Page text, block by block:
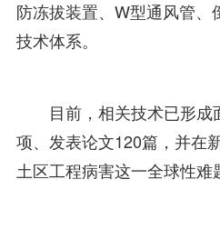
防冻拔装置、W型通风管
技术体系。
目前，相关技术已形
项、发表论文120篇，并在
土区工程病害这一全球性难